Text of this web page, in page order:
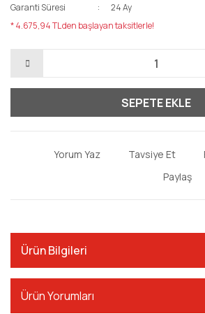
Garanti Süresi
24 Ay
* 4.675,94 TL den başlayan taksitlerle!
SEPETE EKLE
Yorum Yaz
Tavsiye Et
Paylaş
Ürün Bilgileri
Ürün Yorumları